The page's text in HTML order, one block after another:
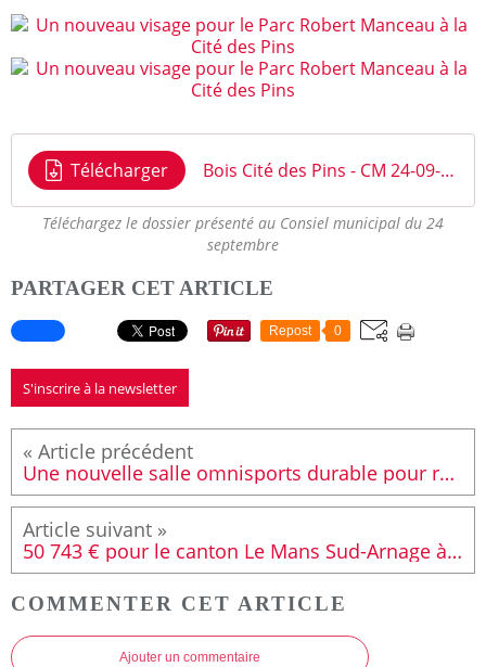
Télécharger Bois Cité des Pins - CM 24-09-20
Téléchargez le dossier présenté au Consiel municipal du 24
septembre
PARTAGER CET ARTICLE
Repost 0
S'inscrire à la newsletter
Une nouvelle salle omnisports durable pour remplacer l'ancien gymnase de la Briqueterie
50 743 € pour le canton Le Mans Sud-Arnage à la commission permanente de février
COMMENTER CET ARTICLE
Ajouter un commentaire